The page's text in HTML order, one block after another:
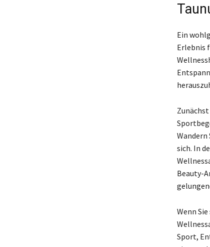
Ein
Erlebnis
Wandern
sich. In
Beauty-
Wenn
Sport,